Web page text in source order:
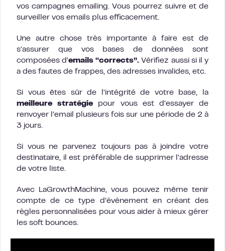
vos campagnes emailing. Vous pourrez suivre et de
surveiller vos emails plus efficacement.
Une autre chose très importante à faire est de
s’assurer que vos bases de données sont
composées d’emails “corrects”.Vérifiez aussi si il y
a des fautes de frappes, des adresses invalides, etc.
Si vous êtes sûr de l’intégrité de votre base, la
meilleure stratégie pour vous est d’essayer de
renvoyer l’email plusieurs fois sur une période de 2 à
3 jours.
Si vous ne parvenez toujours pas à joindre votre
destinataire, il est préférable de supprimer l’adresse
de votre liste.
Avec LaGrowthMachine, vous pouvez même tenir
compte de ce type d’événement en créant des
règles personnalisées pour vous aider à mieux gérer
les soft bounces.